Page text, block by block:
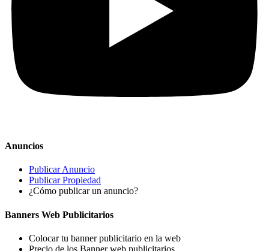
Anuncios
Publicar Anuncio
Publicar Propiedad
¿Cómo publicar un anuncio?
Banners Web Publicitarios
Colocar tu banner publicitario en la web
Precio de los Banner web publicitarios